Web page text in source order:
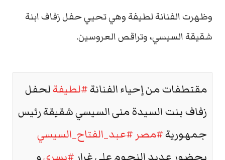
وظهرت الفنانة لطيفة وهي تحيي حفل زفاف ابنة
شقيقة السيسي، وتراقص العروسين.
مقتطفات من إحياء الفنانة#لطيفةلحفل
زفاف بنت السيدة منى السيسي شقيقة رئيس
جمهورية#مصر #عبد_الفتاح_السيسي
بحضور عديد النجوم على غرار #يسرىو